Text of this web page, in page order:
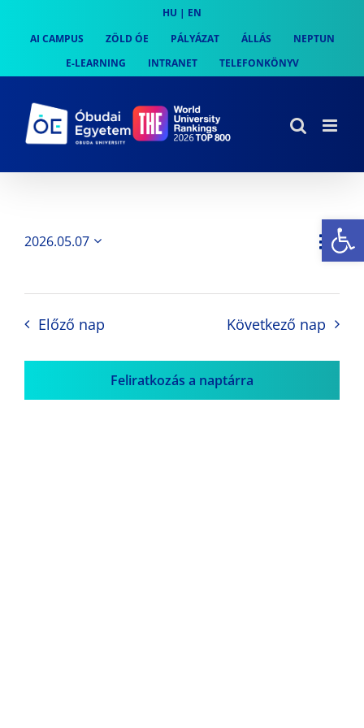
content
HU | EN
AI CAMPUS
ZÖLD ÓE PÁLYÁZAT ÁLLÁS
NEPTUN
E-LEARNING
INTRANET TELEFONKÖNYV
Nap
2026.05.07
Előző nap Következő nap
Feliratkozás a naptárra